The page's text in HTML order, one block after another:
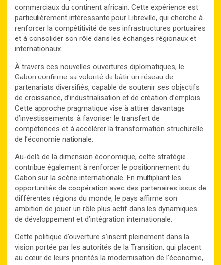
commerciaux du continent africain. Cette expérience est
particulièrement intéressante pour Libreville, qui cherche à
renforcer la compétitivité de ses infrastructures portuaires
et à consolider son rôle dans les échanges régionaux et
internationaux.
À travers ces nouvelles ouvertures diplomatiques, le
Gabon confirme sa volonté de bâtir un réseau de
partenariats diversifiés, capable de soutenir ses objectifs
de croissance, d’industrialisation et de création d’emplois.
Cette approche pragmatique vise à attirer davantage
d’investissements, à favoriser le transfert de
compétences et à accélérer la transformation structurelle
de l’économie nationale.
Au-delà de la dimension économique, cette stratégie
contribue également à renforcer le positionnement du
Gabon sur la scène internationale. En multipliant les
opportunités de coopération avec des partenaires issus de
différentes régions du monde, le pays affirme son
ambition de jouer un rôle plus actif dans les dynamiques
de développement et d’intégration internationale.
Cette politique d’ouverture s’inscrit pleinement dans la
vision portée par les autorités de la Transition, qui placent
au cœur de leurs priorités la modernisation de l’économie,